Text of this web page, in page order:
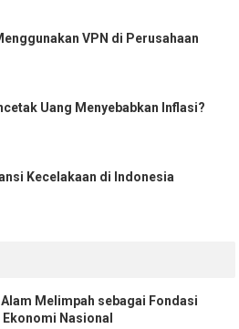
VPN di Perusahaan
Uang Menyebabkan Inflasi?
Kecelakaan di Indonesia
Melimpah sebagai Fondasi
Nasional